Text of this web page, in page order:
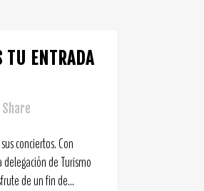
TU ENTRADA
Share
conciertos. Con
de Turismo
de un fin de...